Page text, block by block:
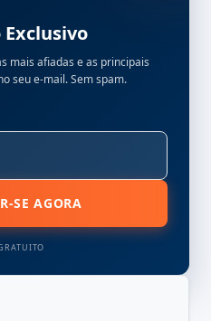
Exclusivo
mais afiadas e as principais
seu e-mail. Sem spam.
SE AGORA